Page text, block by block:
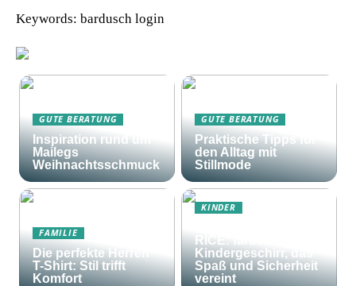
Keywords: bardusch login
GUTE BERATUNG
Inspiration rund um
Mailegs
Weihnachtsschmuck
GUTE BERATUNG
Praktische Tipps für
den Alltag mit
Stillmode
FAMILIE
Die perfekte Herren
T-Shirt: Stil trifft
Komfort
KINDER
RICE: farbenfrohes
Kindergeschirr, das
Spaß und Sicherheit
vereint